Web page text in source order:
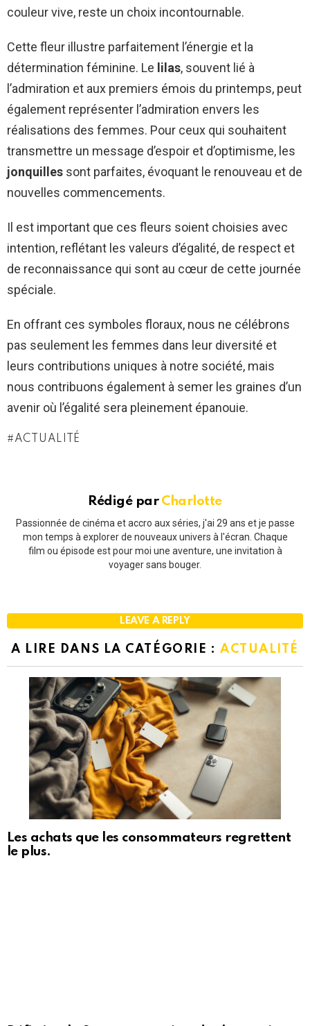
couleur vive, reste un choix incontournable.
Cette fleur illustre parfaitement l’énergie et la
détermination féminine. Le lilas, souvent lié à
l’admiration et aux premiers émois du printemps, peut
également représenter l’admiration envers les
réalisations des femmes. Pour ceux qui souhaitent
transmettre un message d’espoir et d’optimisme, les
jonquilles sont parfaites, évoquant le renouveau et de
nouvelles commencements.
Il est important que ces fleurs soient choisies avec
intention, reflétant les valeurs d’égalité, de respect et
de reconnaissance qui sont au cœur de cette journée
spéciale.
En offrant ces symboles floraux, nous ne célébrons
pas seulement les femmes dans leur diversité et
leurs contributions uniques à notre société, mais
nous contribuons également à semer les graines d’un
avenir où l’égalité sera pleinement épanouie.
ACTUALITÉ
Rédigé par Charlotte
Passionnée de cinéma et accro aux séries, j'ai 29 ans et je passe
mon temps à explorer de nouveaux univers à l'écran. Chaque
film ou épisode est pour moi une aventure, une invitation à
voyager sans bouger.
LEAVE A REPLY
A LIRE DANS LA CATÉGORIE : ACTUALITÉ
Les achats que les consommateurs regrettent
le plus.